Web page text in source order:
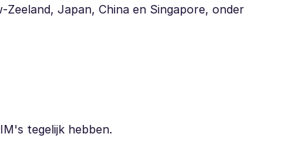
Japan, China en Singapore, onder
tegelijk hebben.